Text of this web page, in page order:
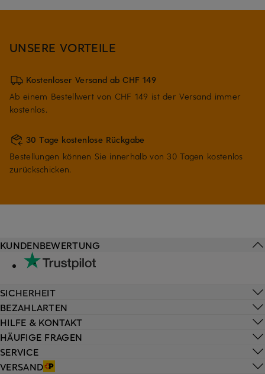
UNSERE VORTEILE
Kostenloser Versand ab CHF 149
Ab einem Bestellwert von CHF 149 ist der Versand immer
kostenlos.
30 Tage kostenlose Rückgabe
Bestellungen können Sie innerhalb von 30 Tagen kostenlos
zurückschicken.
HILFE & KONTAKT
HÄUFIGE FRAGEN
SERVICE
VERSAND
KUNDENBEWERTUNG
SICHERHEIT
BEZAHLARTEN